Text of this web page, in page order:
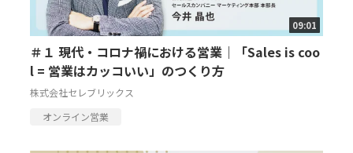
09:01
＃１ 現代・コロナ禍における営業｜「Sales is coo
l = 営業はカッコいい」のつくり方
株式会社セレブリックス
オンライン営業